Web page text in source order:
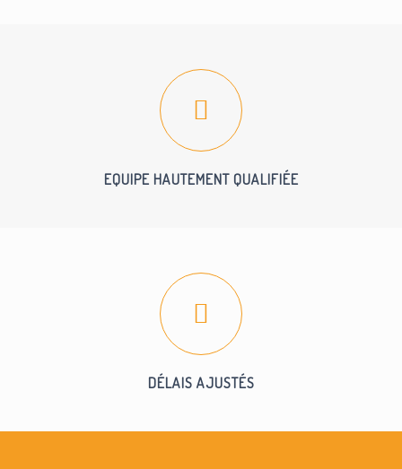
EQUIPE HAUTEMENT QUALIFIÉE
DÉLAIS AJUSTÉS